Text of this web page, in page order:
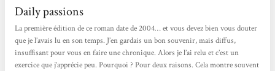
Daily passions
La première édition de ce roman date de 2004… et vous devez bien vous douter
que je l’avais lu en son temps. J’en gardais un bon souvenir, mais diffus,
insuffisant pour vous en faire une chronique. Alors je l’ai relu et c’est un
exercice que j’apprécie peu. Pourquoi ? Pour deux raisons. Cela montre souvent